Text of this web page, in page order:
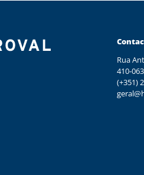
Rua
410-
(+351)